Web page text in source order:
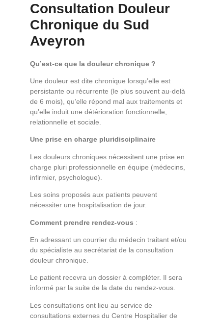
Consultation Douleur
Chronique du Sud
Aveyron
Qu’est-ce que la douleur chronique ?
Une douleur est dite chronique lorsqu’elle est
persistante ou récurrente (le plus souvent au-delà
de 6 mois), qu’elle répond mal aux traitements et
qu’elle induit une détérioration fonctionnelle,
relationnelle et sociale.
Une prise en charge pluridisciplinaire
Les douleurs chroniques nécessitent une prise en
charge pluri professionnelle en équipe (médecins,
infirmier, psychologue).
Les soins proposés aux patients peuvent
nécessiter une hospitalisation de jour.
Comment prendre rendez-vous :
En adressant un courrier du médecin traitant et/ou
du spécialiste au secrétariat de la consultation
douleur chronique.
Le patient recevra un dossier à compléter. Il sera
informé par la suite de la date du rendez-vous.
Les consultations ont lieu au service de
consultations externes du Centre Hospitalier de